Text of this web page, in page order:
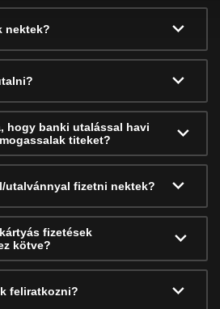
nektek?
hogy banki utalással havi
titeket?
utalvánnyal fizetni nektek?
fizetések
kötve?
feliratkozni?